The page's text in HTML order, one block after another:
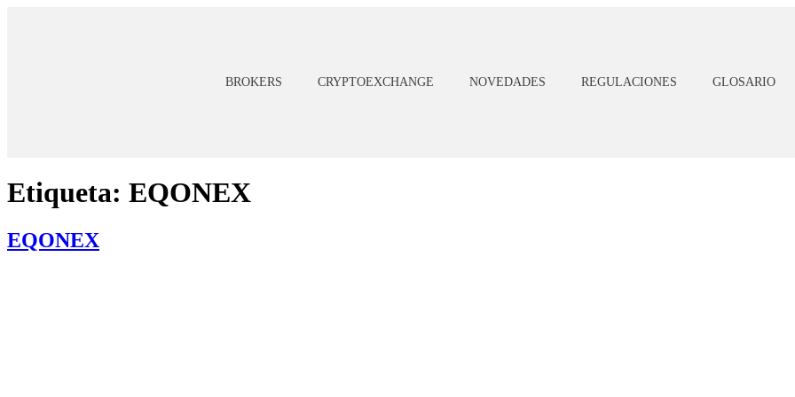
BROKERS CRYPTOEXCHANGE NOVEDADES REGULACIONES GLOSARIO
Etiqueta: EQONEX
EQONEX